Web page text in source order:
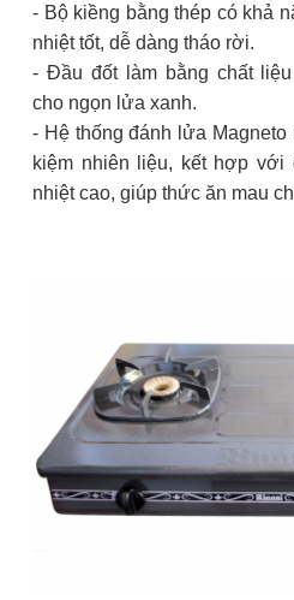
- Bộ kiềng bằng thép có khả
nhiệt tốt, dễ dàng tháo rời.
- Đầu đốt làm bằng chất
cho ngọn lửa xanh.
- Hệ thống đánh lửa
kiệm nhiên liệu, kết hợp với
nhiệt cao, giúp thức ăn mau